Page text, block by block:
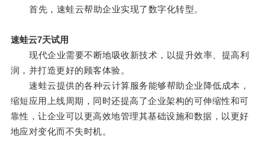
首先，速蛙云帮助企业实现了数字化转型。
速蛙云7天试用
现代企业需要不断地吸收新技术，以提升效率、提高利
润，并打造更好的顾客体验。
速蛙云提供的各种云计算服务能够帮助企业降低成本，
缩短应用上线周期，同时还提高了企业架构的可伸缩性和可
靠性，让企业可以更高效地管理其基础设施和数据，以更好
地应对变化而不失时机。